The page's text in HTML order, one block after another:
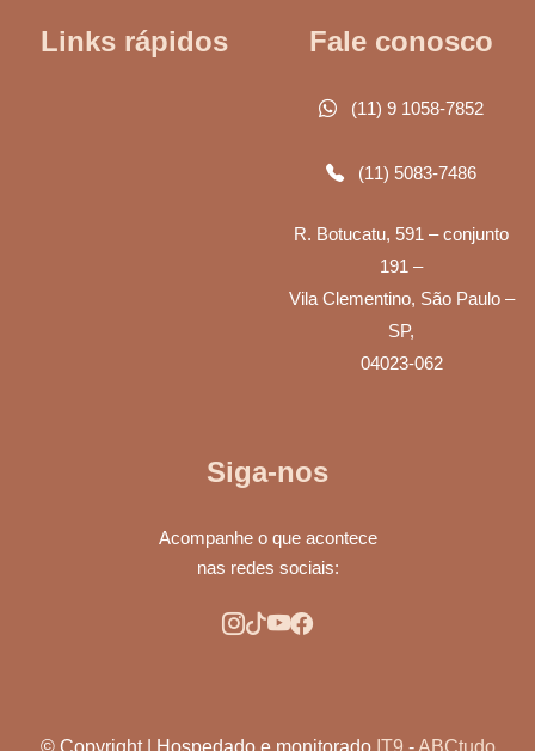
Links rápidos Fale conosco
(11) 9 1058-7852
(11) 5083-7486
R. Botucatu, 591 – conjunto
191 –
Vila Clementino, São Paulo –
SP,
04023-062
Siga-nos
Acompanhe o que acontece
nas redes sociais:
© Copyright | Hospedado e monitorado IT9 - ABCtudo